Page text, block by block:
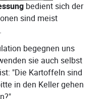
bedient sich der
sind meist
begegnen uns
sie auch selbst
"Die Kartoffeln sind
in den Keller gehen